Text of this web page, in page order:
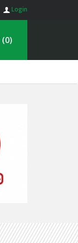
Login
(0)